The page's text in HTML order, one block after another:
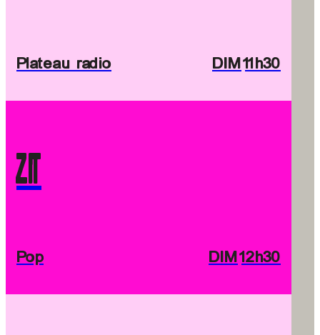
Plateau radio DIM 11h30
ZIT
Pop DIM 12h30